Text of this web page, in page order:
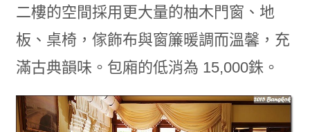
二樓的空間採用更大量的柚木門窗、地
板、桌椅，傢飾布與窗簾暖調而溫馨，充
滿古典韻味。包廂的低消為 15,000銖。